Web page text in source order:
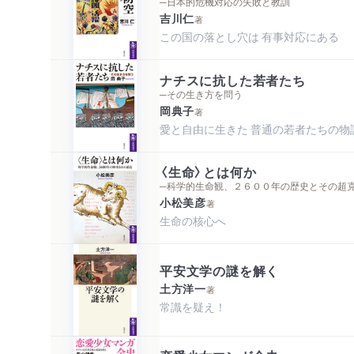
吉川仁著
この国の落とし穴は 有事対応にある
ナチスに抗した若者たち
─その生き方を問う
岡典子著
愛と自由に生きた 普通の若者たちの物
〈生命〉とは何か
─科学的生命観、２６００年の歴史とその超
小松美彦著
生命の核心へ
平安文学の謎を解く
土方洋一著
常識を疑え！